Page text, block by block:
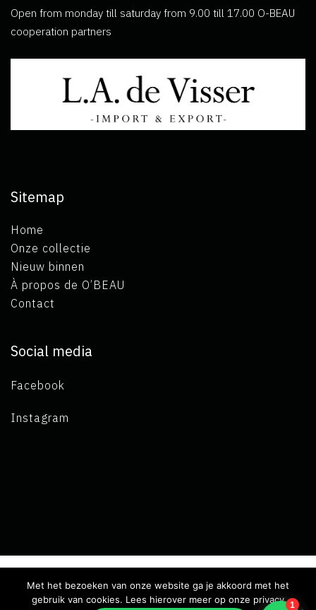
Open from monday till saturday from 9.00 till 17.00 O-BEAU
cooperation partners
Sitemap
Home
Onze collectie
Nieuw binnen
À propos de O’BEAU
Contact
Social media
Facebook
Instagram
Copyright 2019 L.A. de Visser -Terms and conditions- Privacy
Met het bezoeken van onze website ga je akkoord met het
gebruik van cookies. Lees hierover meer op onze privacy